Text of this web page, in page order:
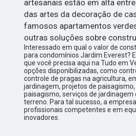
artesanais estão em alta
das artes da decoração de
famosos apartamentos
outras soluções sobre
Interessado em qual o valor de
para condomínios Jardim Everest?
que você precisa aqui na Tudo em
opções disponibilizadas, como
controle de pragas na agricultura,
jardinagem, projetos de
paisagismo, serviços de jardinagem
terreno. Para tal sucesso, a
profissionais competentes e em
inovadores.